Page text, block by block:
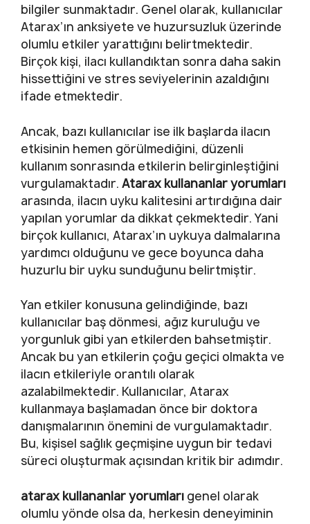
bilgiler sunmaktadır. Genel olarak, kullanıcılar
Atarax’ın anksiyete ve huzursuzluk üzerinde
olumlu etkiler yarattığını belirtmektedir.
Birçok kişi, ilacı kullandıktan sonra daha sakin
hissettiğini ve stres seviyelerinin azaldığını
ifade etmektedir.
Ancak, bazı kullanıcılar ise ilk başlarda ilacın
etkisinin hemen görülmediğini, düzenli
kullanım sonrasında etkilerin belirginleştiğini
vurgulamaktadır. Atarax kullananlar yorumları
arasında, ilacın uyku kalitesini artırdığına dair
yapılan yorumlar da dikkat çekmektedir. Yani
birçok kullanıcı, Atarax’ın uykuya dalmalarına
yardımcı olduğunu ve gece boyunca daha
huzurlu bir uyku sunduğunu belirtmiştir.
Yan etkiler konusuna gelindiğinde, bazı
kullanıcılar baş dönmesi, ağız kuruluğu ve
yorgunluk gibi yan etkilerden bahsetmiştir.
Ancak bu yan etkilerin çoğu geçici olmakta ve
ilacın etkileriyle orantılı olarak
azalabilmektedir. Kullanıcılar, Atarax
kullanmaya başlamadan önce bir doktora
danışmalarının önemini de vurgulamaktadır.
Bu, kişisel sağlık geçmişine uygun bir tedavi
süreci oluşturmak açısından kritik bir adımdır.
atarax kullananlar yorumları genel olarak
olumlu yönde olsa da, herkesin deneyiminin